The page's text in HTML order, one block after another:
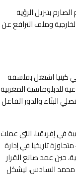
بتنزيل الرؤية
وملف الترافع عن
كينيا اشتغل بفلسفة
للدبلوماسية المغربية
البنّاء والدور الفاعل
في إفريقيا، التي عملت
تاريخيا في إدارة
حين عمد صانع القرار
محمد السادس، ليشكل